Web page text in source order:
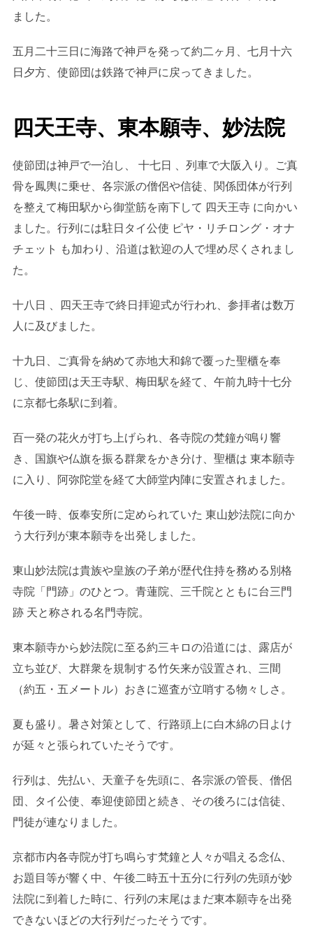
ました。
五月二十三日に海路で神戸を発って約二ヶ月、七月十六
日夕方、使節団は鉄路で神戸に戻ってきました。
四天王寺、東本願寺、妙法院
使節団は神戸で一泊し、 十七日 、列車で大阪入り。ご真
骨を鳳輿に乗せ、各宗派の僧侶や信徒、関係団体が行列
を整えて梅田駅から御堂筋を南下して 四天王寺 に向かい
ました。行列には駐日タイ公使 ピヤ・リチロング・オナ
チェット も加わり、沿道は歓迎の人で埋め尽くされまし
た。
十八日 、四天王寺で終日拝迎式が行われ、参拝者は数万
人に及びました。
十九日、ご真骨を納めて赤地大和錦で覆った聖櫃を奉
じ、使節団は天王寺駅、梅田駅を経て、午前九時十七分
に京都七条駅に到着。
百一発の花火が打ち上げられ、各寺院の梵鐘が鳴り響
き、国旗や仏旗を振る群衆をかき分け、聖櫃は 東本願寺
に入り、阿弥陀堂を経て大師堂内陣に安置されました。
午後一時、仮奉安所に定められていた 東山妙法院に向か
う大行列が東本願寺を出発しました。
東山妙法院は貴族や皇族の子弟が歴代住持を務める別格
寺院「門跡」のひとつ。青蓮院、三千院とともに台三門
跡 天と称される名門寺院。
東本願寺から妙法院に至る約三キロの沿道には、露店が
立ち並び、大群衆を規制する竹矢来が設置され、三間
（約五・五メートル）おきに巡査が立哨する物々しさ。
夏も盛り。暑さ対策として、行路頭上に白木綿の日よけ
が延々と張られていたそうです。
行列は、先払い、天童子を先頭に、各宗派の管長、僧侶
団、タイ公使、奉迎使節団と続き、その後ろには信徒、
門徒が連なりました。
京都市内各寺院が打ち鳴らす梵鐘と人々が唱える念仏、
お題目等が響く中、午後二時五十五分に行列の先頭が妙
法院に到着した時に、行列の末尾はまだ東本願寺を出発
できないほどの大行列だったそうです。